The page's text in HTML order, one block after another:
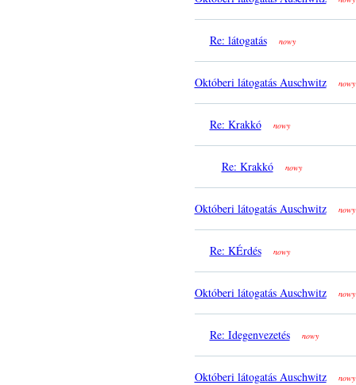
Re: látogatás nowy
Októberi látogatás Auschwitz nowy
Re: Krakkó nowy
Re: Krakkó nowy
Októberi látogatás Auschwitz nowy
Re: KÉrdés nowy
Októberi látogatás Auschwitz nowy
Re: Idegenvezetés nowy
Októberi látogatás Auschwitz nowy